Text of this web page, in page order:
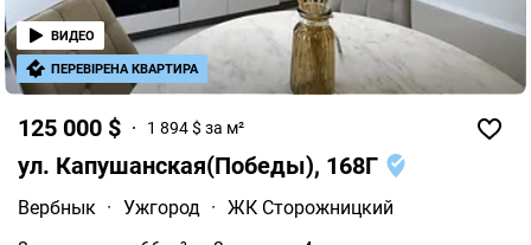
125 000 $ 1 894 $ за м²
ул. Капушанская(Победы), 168Г
Вербнык · Ужгород · ЖК Сторожницкий
ВИДЕО
ПЕРЕВІРЕНА КВАРТИРА